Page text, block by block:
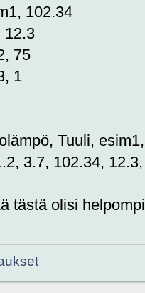
102.34
12.3
75
1
Tuuli,
3.7, 102.34,
tästä olisi